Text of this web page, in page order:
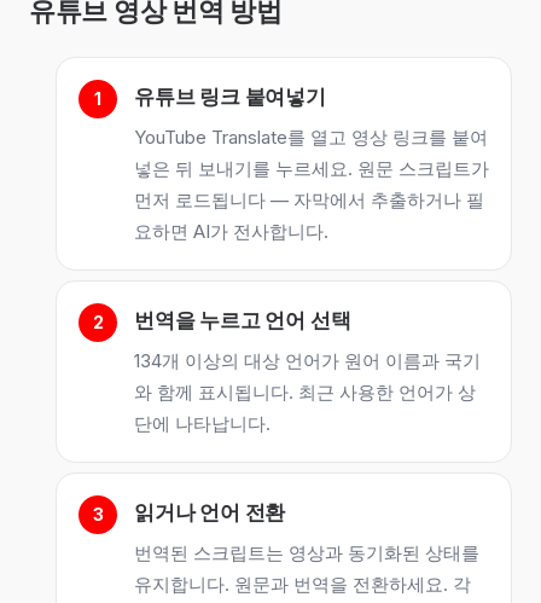
유튜브 영상 번역 방법
유튜브 링크 붙여넣기
YouTube Translate를 열고 영상 링크를 붙여
넣은 뒤 보내기를 누르세요. 원문 스크립트가
먼저 로드됩니다 — 자막에서 추출하거나 필
요하면 AI가 전사합니다.
번역을 누르고 언어 선택
134개 이상의 대상 언어가 원어 이름과 국기
와 함께 표시됩니다. 최근 사용한 언어가 상
단에 나타납니다.
읽거나 언어 전환
번역된 스크립트는 영상과 동기화된 상태를
유지합니다. 원문과 번역을 전환하세요. 각